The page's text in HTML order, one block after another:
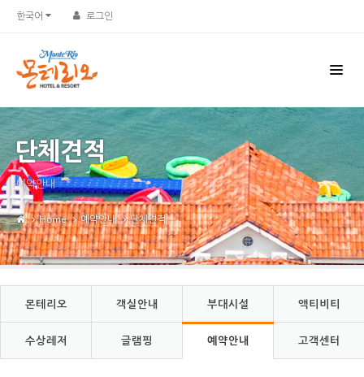
한국어 로그인
단체견적
예약안내
Home 예약안내 단체견적
몬테리오 객실안내 부대시설 액티비티
수상레저 글램핑 예약안내 고객센터
Sketchbook5, 스케치북5